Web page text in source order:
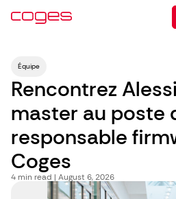
Équipe
Rencontrez
master au poste
responsable
Coges
4min read | August 6, 2026